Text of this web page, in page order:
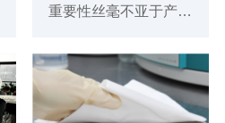
重要性丝毫不亚于产品
洁材料里，无尘纸凭借
自身优势脱颖而出，成
为各大企业青睐的 “清
洁神器”，堪称工业清